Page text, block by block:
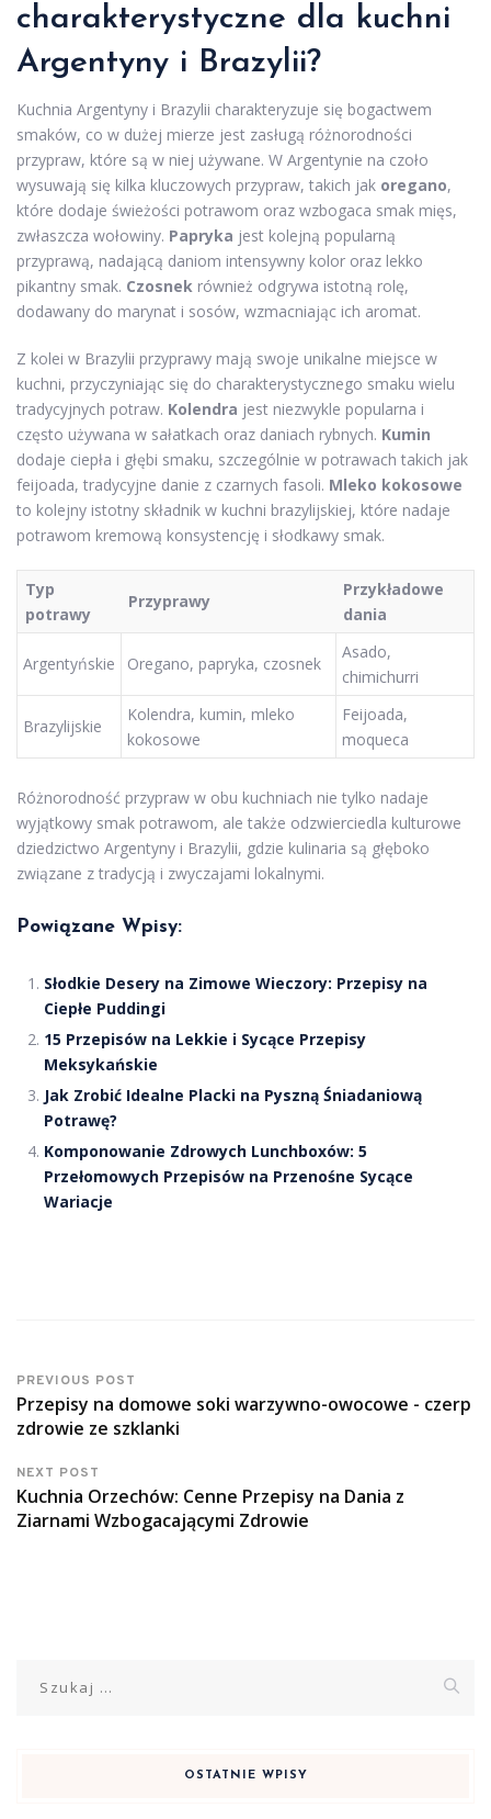
charakterystyczne dla kuchni
Argentyny i Brazylii?
Kuchnia Argentyny i Brazylii charakteryzuje się bogactwem
smaków, co w dużej mierze jest zasługą różnorodności
przypraw, które są w niej używane. W Argentynie na czoło
wysuwają się kilka kluczowych przypraw, takich jak oregano,
które dodaje świeżości potrawom oraz wzbogaca smak mięs,
zwłaszcza wołowiny. Papryka jest kolejną popularną
przyprawą, nadającą daniom intensywny kolor oraz lekko
pikantny smak. Czosnek również odgrywa istotną rolę,
dodawany do marynat i sosów, wzmacniając ich aromat.
Z kolei w Brazylii przyprawy mają swoje unikalne miejsce w
kuchni, przyczyniając się do charakterystycznego smaku wielu
tradycyjnych potraw. Kolendra jest niezwykle popularna i
często używana w sałatkach oraz daniach rybnych. Kumin
dodaje ciepła i głębi smaku, szczególnie w potrawach takich jak
feijoada, tradycyjne danie z czarnych fasoli. Mleko kokosowe
to kolejny istotny składnik w kuchni brazylijskiej, które nadaje
potrawom kremową konsystencję i słodkawy smak.
Typ
potrawy
Przyprawy
Przykładowe
dania
Argentyńskie Oregano, papryka, czosnek
Asado,
chimichurri
Brazylijskie
Kolendra, kumin, mleko
kokosowe
Feijoada,
moqueca
Różnorodność przypraw w obu kuchniach nie tylko nadaje
wyjątkowy smak potrawom, ale także odzwierciedla kulturowe
dziedzictwo Argentyny i Brazylii, gdzie kulinaria są głęboko
związane z tradycją i zwyczajami lokalnymi.
Powiązane Wpisy:
Słodkie Desery na Zimowe Wieczory: Przepisy na
Ciepłe Puddingi
15 Przepisów na Lekkie i Sycące Przepisy
Meksykańskie
Jak Zrobić Idealne Placki na Pyszną Śniadaniową
Potrawę?
Komponowanie Zdrowych Lunchboxów: 5
Przełomowych Przepisów na Przenośne Sycące
Wariacje
PREVIOUS POST
Przepisy na domowe soki warzywno-owocowe - czerp
zdrowie ze szklanki
NEXT POST
Kuchnia Orzechów: Cenne Przepisy na Dania z
Ziarnami Wzbogacającymi Zdrowie
OSTATNIE WPISY